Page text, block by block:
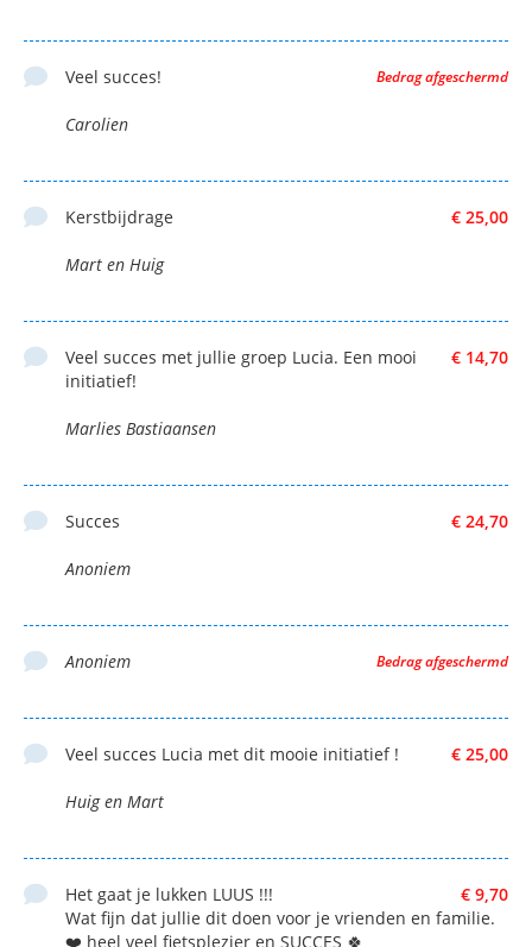
Bedrag afgeschermd
Veel succes!
Carolien
€ 25,00
Kerstbijdrage
Mart en Huig
€ 14,70
Veel succes met jullie groep Lucia. Een mooi
initiatief!
Marlies Bastiaansen
€ 24,70
Succes
Anoniem
Bedrag afgeschermd
Anoniem
€ 25,00
Veel succes Lucia met dit mooie initiatief !
Huig en Mart
€ 9,70
Het gaat je lukken LUUS !!!
Wat fijn dat jullie dit doen voor je vrienden en familie.
❤️ heel veel fietsplezier en SUCCES 🍀